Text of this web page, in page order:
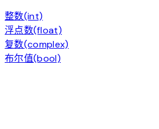
整数(int)
浮点数(float)
复数(complex)
布尔值(bool)